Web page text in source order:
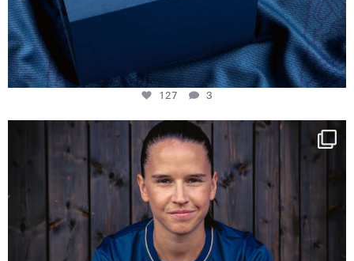
127 3
NIE USENAND GAH
Some anniversaries
294
5